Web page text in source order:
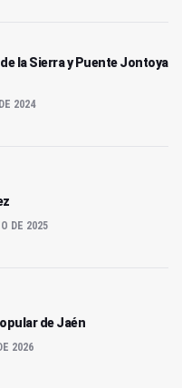
la Sierra y Puente Jontoya
2024
DE 2025
de Jaén
2026